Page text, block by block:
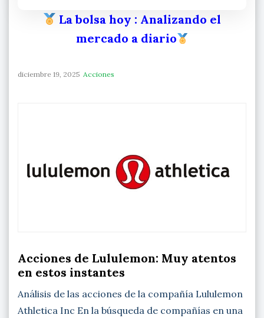
La bolsa hoy : Analizando el
mercado a diario
diciembre 19, 2025 Acciones
Acciones de Lululemon: Muy atentos
en estos instantes
Análisis de las acciones de la compañía Lululemon
Athletica Inc En la búsqueda de compañías en una